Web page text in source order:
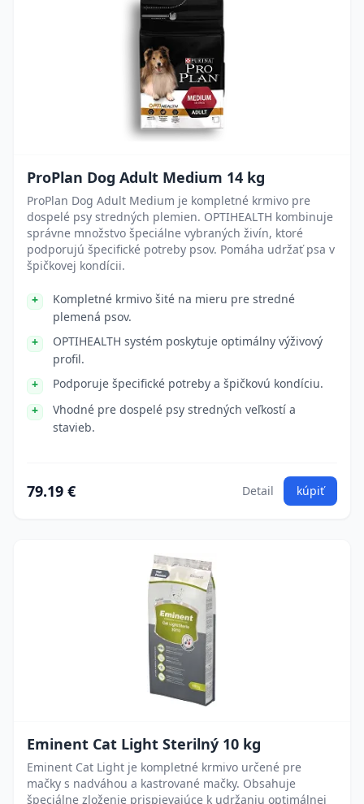
ProPlan Dog Adult Medium 14 kg
ProPlan Dog Adult Medium je kompletné krmivo pre
dospelé psy stredných plemien. OPTIHEALTH kombinuje
správne množstvo špeciálne vybraných živín, ktoré
podporujú špecifické potreby psov. Pomáha udržať psa v
špičkovej kondícii.
Kompletné krmivo šité na mieru pre stredné
plemená psov.
OPTIHEALTH systém poskytuje optimálny výživový
profil.
Podporuje špecifické potreby a špičkovú kondíciu.
Vhodné pre dospelé psy stredných veľkostí a
stavieb.
79.19 € Detail kúpiť
Eminent Cat Light Sterilný 10 kg
Eminent Cat Light je kompletné krmivo určené pre
mačky s nadváhou a kastrované mačky. Obsahuje
špeciálne zloženie prispievajúce k udržaniu optimálnej